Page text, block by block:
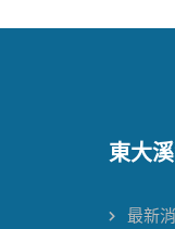
東大
最新